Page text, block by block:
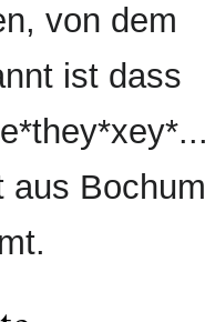
von dem
ist dass
aus Bochum